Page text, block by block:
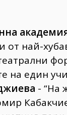
от най-
на един
- “На